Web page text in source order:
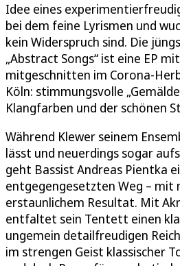
Idee eines
bei dem feine Lyrismen und
kein Widerspruch sind. Die
„Abstract Songs“ ist eine EP
mitgeschnitten im Corona-
Köln: stimmungsvolle
Klangfarben und der schönen
Während Klewer seinem
lässt und neuerdings sogar
geht Bassist Andreas Pientka
entgegengesetzten Weg – mit
erstaunlichem Resultat. Mit
entfaltet sein Tentett einen
ungemein detailfreudigen
im strengen Geist klassischer